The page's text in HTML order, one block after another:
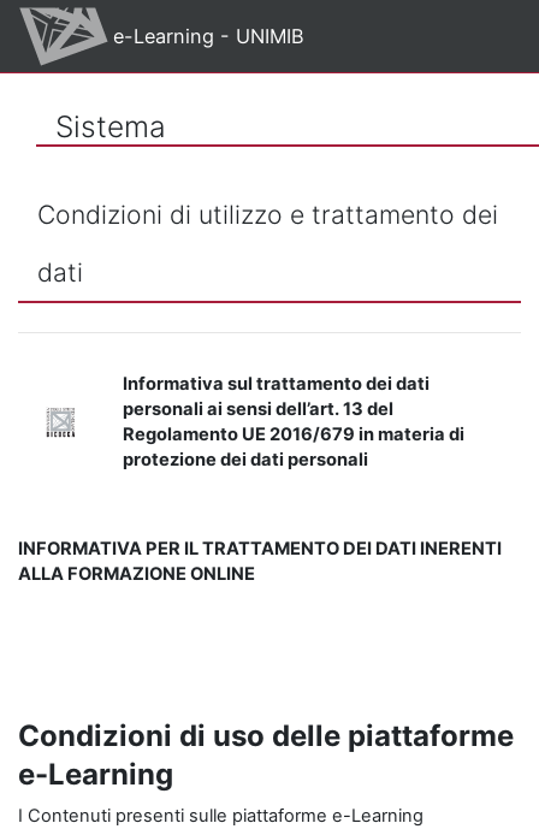
Vai al contenuto principale
e-Learning - UNIMIB
Sistema
Condizioni di utilizzo e trattamento dei
dati
Informativa sul trattamento dei dati
personali ai sensi dell’art. 13 del
Regolamento UE 2016/679 in materia di
protezione dei dati personali
INFORMATIVA PER IL TRATTAMENTO DEI DATI INERENTI
ALLA FORMAZIONE ONLINE
Condizioni di uso delle piattaforme
e-Learning
I Contenuti presenti sulle piattaforme e-Learning